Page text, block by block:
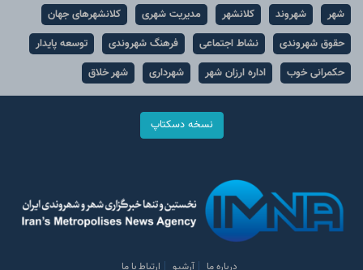
شهر شهروند کلانشهر مدیریت شهری
کلانشهرهای جهان
حقوق شهروندی
نشاط اجتماعی فرهنگ شهروندی
توسعه پایدار
حکمرانی خوب
اداره ارزان شهر شهرداری شهر خلاق
نسخه دسکتاپ
درباره ما آرشیو ارتباط با ما